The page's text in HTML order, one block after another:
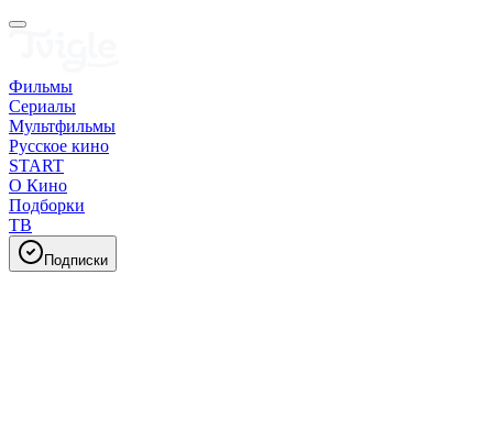
Фильмы
Сериалы
Мультфильмы
Русское кино
START
О Кино
Подборки
ТВ
Подписки